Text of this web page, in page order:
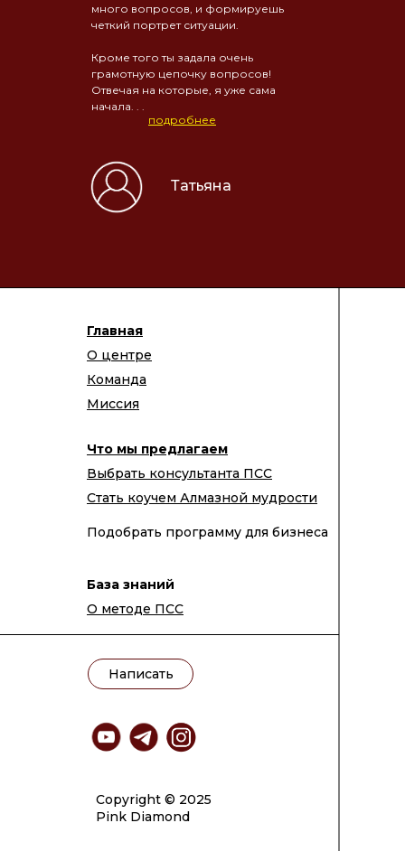
много вопросов, и формируешь
четкий портрет ситуации.
Кроме того ты задала очень
грамотную цепочку вопросов!
Отвечая на которые, я уже сама
начала. . .
Татьяна
подробнее
Copyright © 2025
Pink Diamond
Главная
О центре
Команда
Миссия
Написать
Что мы предлагаем
Выбрать консультанта ПСС
Стать коучем Алмазной мудрости
Подобрать программу для бизнеса
База знаний
О методе ПСС